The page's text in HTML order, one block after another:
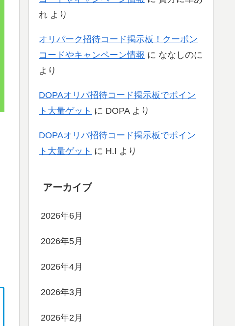
れ より
オリパーク招待コード掲示板！クーポン
コードやキャンペーン情報 に ななしのに
より
DOPAオリパ招待コード掲示板でポイン
ト大量ゲット に DOPAより
DOPAオリパ招待コード掲示板でポイン
ト大量ゲット に H.I より
アーカイブ
2026年6月
2026年5月
2026年4月
2026年3月
2026年2月